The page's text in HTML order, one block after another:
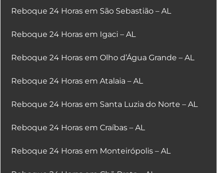
Reboque 24 Horas em São Sebastião – AL
Reboque 24 Horas em Igaci – AL
Reboque 24 Horas em Olho d’Água Grande – AL
Reboque 24 Horas em Atalaia – AL
Reboque 24 Horas em Santa Luzia do Norte – AL
Reboque 24 Horas em Craíbas – AL
Reboque 24 Horas em Monteirópolis – AL